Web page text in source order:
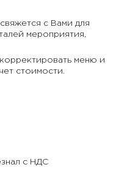
с Вами для
мероприятия,
меню и
стоимости.
с НДС